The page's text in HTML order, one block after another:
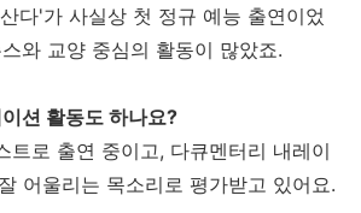
다'가 사실상 첫 정규 예능 출연이었
와 교양 중심의 활동이 많았죠.
션 활동도 하나요?
트로 출연 중이고, 다큐멘터리 내레이
어울리는 목소리로 평가받고 있어요.